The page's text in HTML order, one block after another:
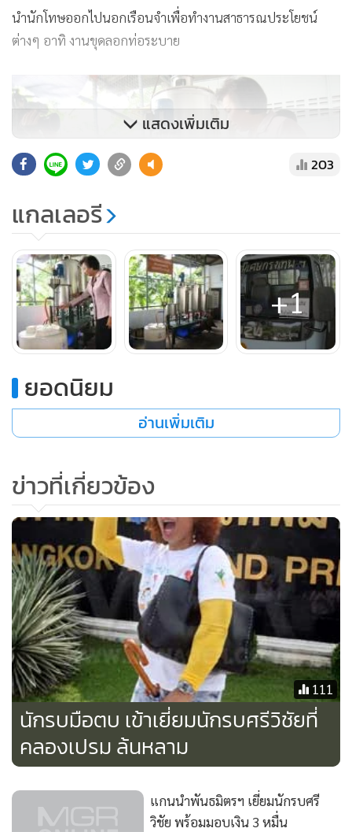
นำนักโทษออกไปนอกเรือนจำเพื่อทำงานสาธารณประโยชน์
ต่างๆ อาทิ งานขุดลอกท่อระบาย
น.ส.ปรียาพร ศรีมงคล รองอธิบดีกรมราชทัณฑ์ ดูงานขั้นตอน
การผลิตไบโอดีเซลใช้ทดแทนพลังงานเชื้อเพลิง
เครื่องผลิตไบโอดีเซลใช้แทนน้ำมันเชื้อเพลิงรถยนต์
แสดงเพิ่มเติม
203
แกลเลอรี
+1
ยอดนิยม
อ่านเพิ่มเติม
ข่าวที่เกี่ยวข้อง
111
นักรบมือตบ เข้าเยี่ยมนักรบศรีวิชัยที่
คลองเปรม ล้นหลาม
แกนนำพันธมิตรฯ เยี่ยมนักรบศรี
วิชัย พร้อมมอบเงิน 3 หมื่น